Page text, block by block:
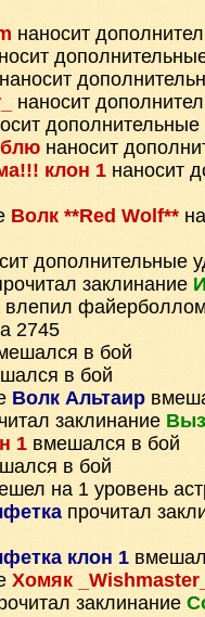
наносит
наносит
наносит
наносит
клон 1 наносит
Волк **Red Wolf**
дополнительные
заклинание
влепил
2745
в бой
в бой
Волк Альтаир
заклинание
1 вмешался в бой
в бой
на 1 уровень
прочитал
клон 1
Хомяк
заклинание